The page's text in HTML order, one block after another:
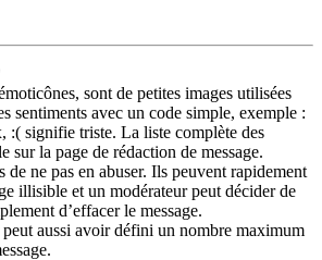
sont de petites images utilisées
sentiments avec un code simple, exemple :
:( signifie triste. La liste complète des
sur la page de rédaction de message.
de ne pas en abuser. Ils peuvent rapidement
illisible et un modérateur peut décider de
d’effacer le message.
peut aussi avoir défini un nombre maximum